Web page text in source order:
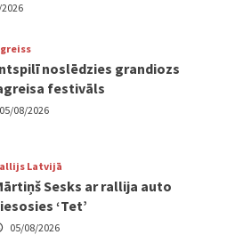
noslēdzies grandiozs
festivāls
05/08/2026
Latvijā
Sesks ar rallija auto
‘Tet’
05/08/2026